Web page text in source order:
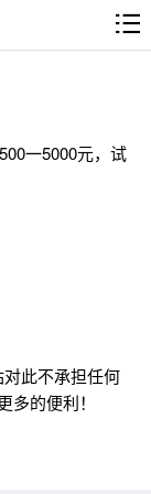
一5000元，试
此不承担任何
的便利！